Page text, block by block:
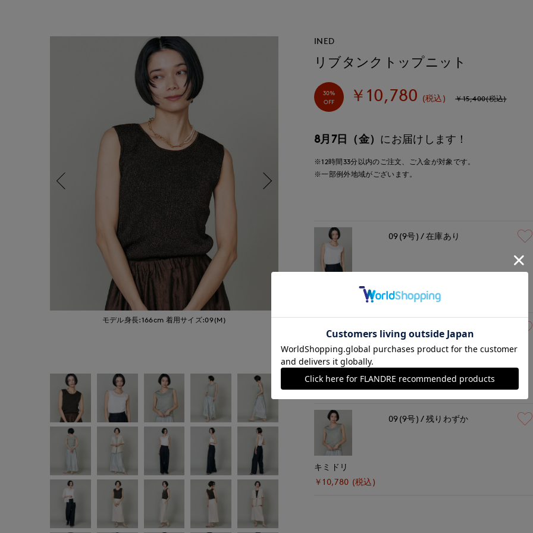
モデル身長:166cm 着用サイズ:09(M) モデル身長:166cm 着用サイズ:09(M)
INED
リブタンクトップニット
30%
OFF
￥10,780 (税込) ￥15,400(税込)
8月7日（金） にお届けします！
※12時間33分以内のご注文、ご入金が対象です。
※一部例外地域がございます。
オフホワイト
￥10,780 (税込)
09(9号) 在庫あり
ダークブラウン
￥10,780 (税込)
キミドリ
￥10,780 (税込)
09(9号) 残りわずか